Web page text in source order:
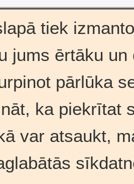
tiek
jums ērtāku
pārlūka
ka piekrītat
var atsaukt,